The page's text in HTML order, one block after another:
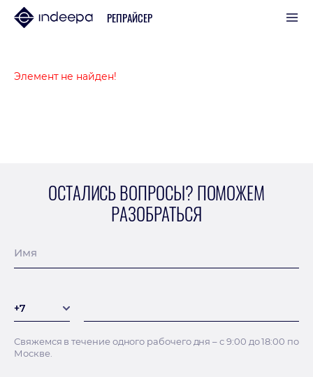
РЕПРАЙСЕР
Элемент не найден!
ОСТАЛИСЬ ВОПРОСЫ? ПОМОЖЕМ
РАЗОБРАТЬСЯ
Имя
+7
+7
Свяжемся в течение одного рабочего дня – с 9:00 до 18:00 по
Москве.